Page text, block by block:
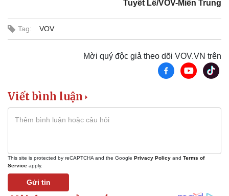
Hậu trường
Tuyết Lê/VOV-Miền Trung
Tag: VOV
Mời quý độc giả theo dõi VOV.VN trên
Viết bình luận
This site is protected by reCAPTCHA and the Google Privacy Policy and Terms of
Service apply.
Gửi tin